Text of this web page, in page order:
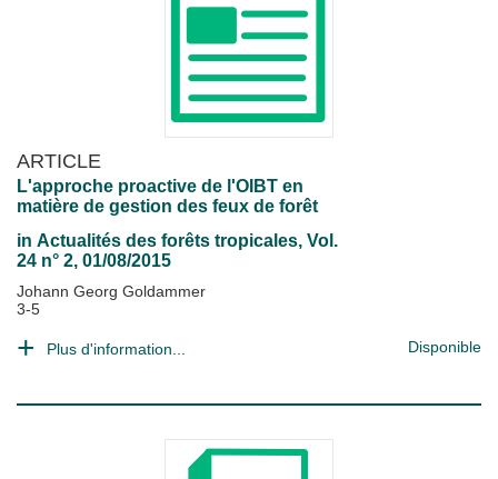
ARTICLE
L'approche proactive de l'OIBT en
matière de gestion des feux de forêt
in Actualités des forêts tropicales, Vol.
24 n° 2, 01/08/2015
Johann Georg Goldammer
3-5
Plus d'information... Disponible